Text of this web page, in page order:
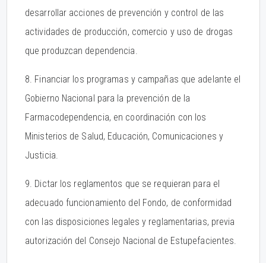
desarrollar acciones de prevención y control de las
actividades de producción, comercio y uso de drogas
que produzcan dependencia.
8. Financiar los programas y campañas que adelante el
Gobierno Nacional para la prevención de la
Farmacodependencia, en coordinación con los
Ministerios de Salud, Educación, Comunicaciones y
Justicia.
9. Dictar los reglamentos que se requieran para el
adecuado funcionamiento del Fondo, de conformidad
con las disposiciones legales y reglamentarias, previa
autorización del Consejo Nacional de Estupefacientes.